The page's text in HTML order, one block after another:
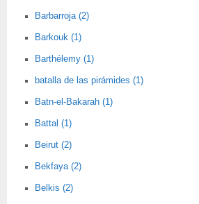
Barbarroja (2)
Barkouk (1)
Barthélemy (1)
batalla de las pirámides (1)
Batn-el-Bakarah (1)
Battal (1)
Beirut (2)
Bekfaya (2)
Belkis (2)